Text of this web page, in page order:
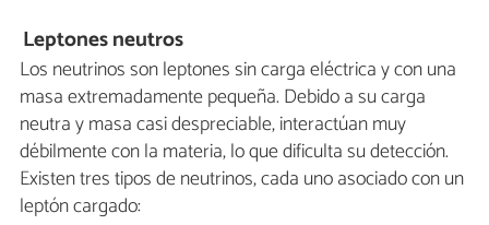
Leptones neutros
Los neutrinos son leptones sin carga eléctrica y con una
masa extremadamente pequeña. Debido a su carga
neutra y masa casi despreciable, interactúan muy
débilmente con la materia, lo que dificulta su detección.
Existen tres tipos de neutrinos, cada uno asociado con un
leptón cargado: